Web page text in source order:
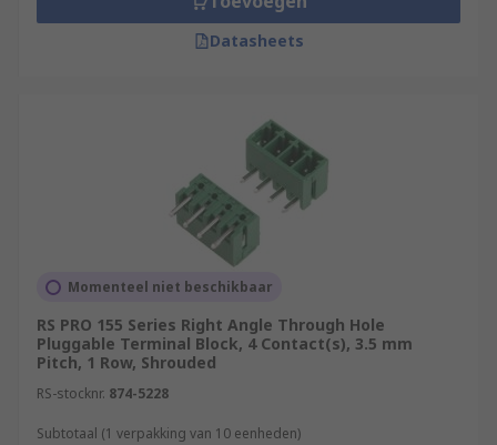
Datasheets
Momenteel niet beschikbaar
RS PRO 155 Series Right Angle Through Hole
Pluggable Terminal Block, 4 Contact(s), 3.5 mm
Pitch, 1 Row, Shrouded
RS-stocknr. 874-5228
Subtotaal (1 verpakking van 10 eenheden)